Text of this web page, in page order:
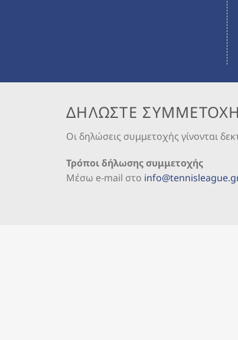
ΔΗΛΩΣΤΕ ΣΥΜΜΕΤΟΧΗ
Οι δηλώσεις συμμετοχής γίνονται
Τρόποι δήλωσης συμμετοχής
Mέσω e-mail στο